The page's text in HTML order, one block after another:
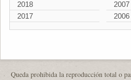
2018
2017
2007
2006
Queda prohibida la reproducción total o